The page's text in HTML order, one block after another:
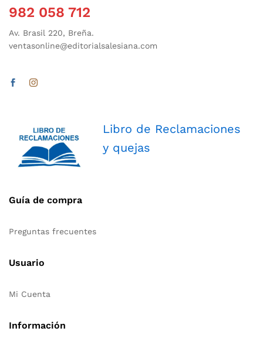
982 058 712
Av. Brasil 220, Breña.
ventasonline@editorialsalesiana.com
Libro de Reclamaciones
y quejas
Guía de compra
Preguntas frecuentes
Usuario
Mi Cuenta
Información